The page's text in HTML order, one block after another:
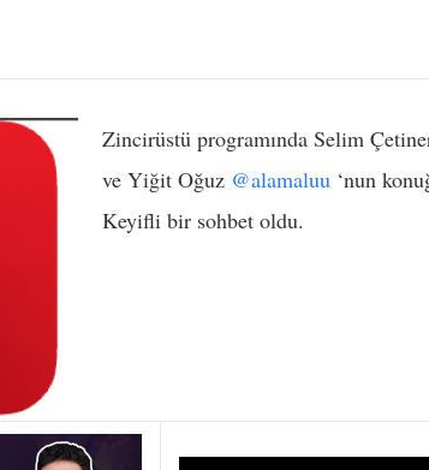
Zincirüstü programında Selim
ve Yiğit Oğuz @alamaluu ‘nun
Keyifli bir sohbet oldu.